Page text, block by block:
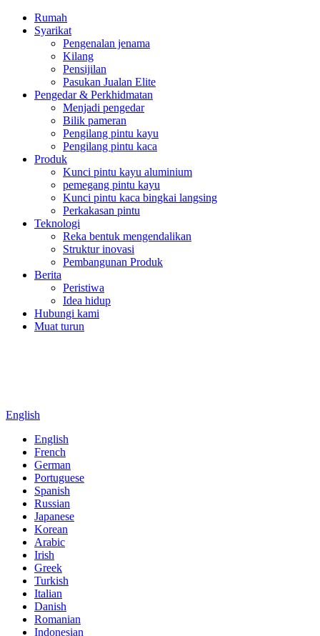
Rumah
Syarikat
Pengenalan jenama
Kilang
Pensijilan
Pasukan Jualan Elite
Pengedar & Perkhidmatan
Menjadi pengedar
Bilik pameran
Pengilang pintu kayu
Pengilang pintu kaca
Produk
Kunci pintu kayu aluminium
pemegang pintu kayu
Kunci pintu kaca bingkai langsing
Perkakasan pintu
Teknologi
Reka bentuk mengendalikan
Struktur inovasi
Pembangunan Produk
Berita
Peristiwa
Idea hidup
Hubungi kami
Muat turun
English
English
French
German
Portuguese
Spanish
Russian
Japanese
Korean
Arabic
Irish
Greek
Turkish
Italian
Danish
Romanian
Indonesian